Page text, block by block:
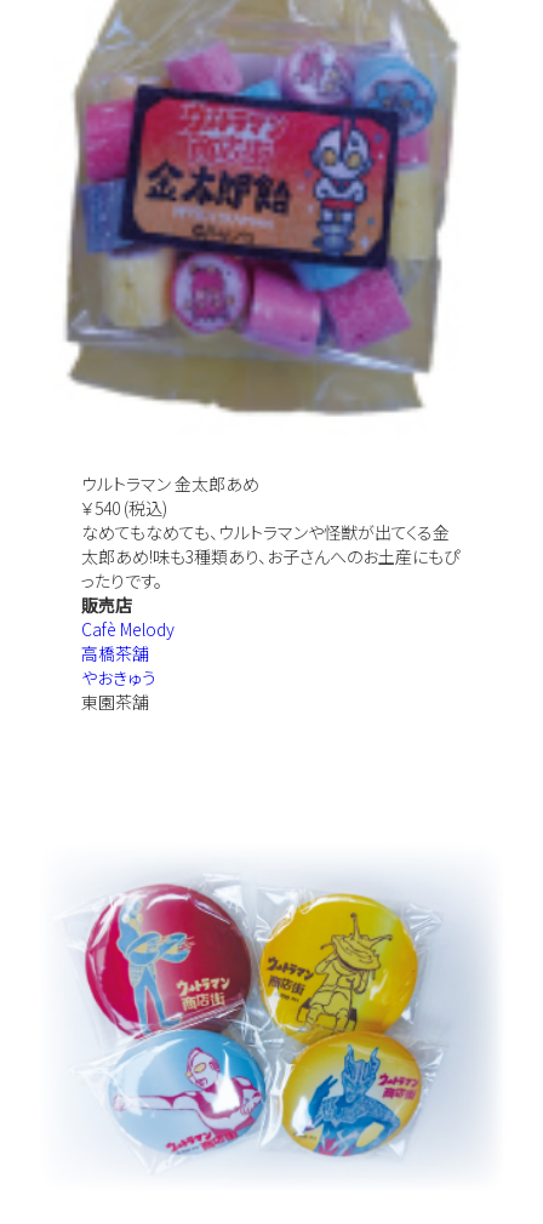
ウルトラマン 金太郎あめ
￥540 (税込)
なめてもなめても、ウルトラマンや怪獣が出てくる金
太郎あめ!味も3種類あり、お子さんへのお土産にもぴ
ったりです。
販売店
Cafè Melody
高橋茶舗
やおきゅう
東園茶舗